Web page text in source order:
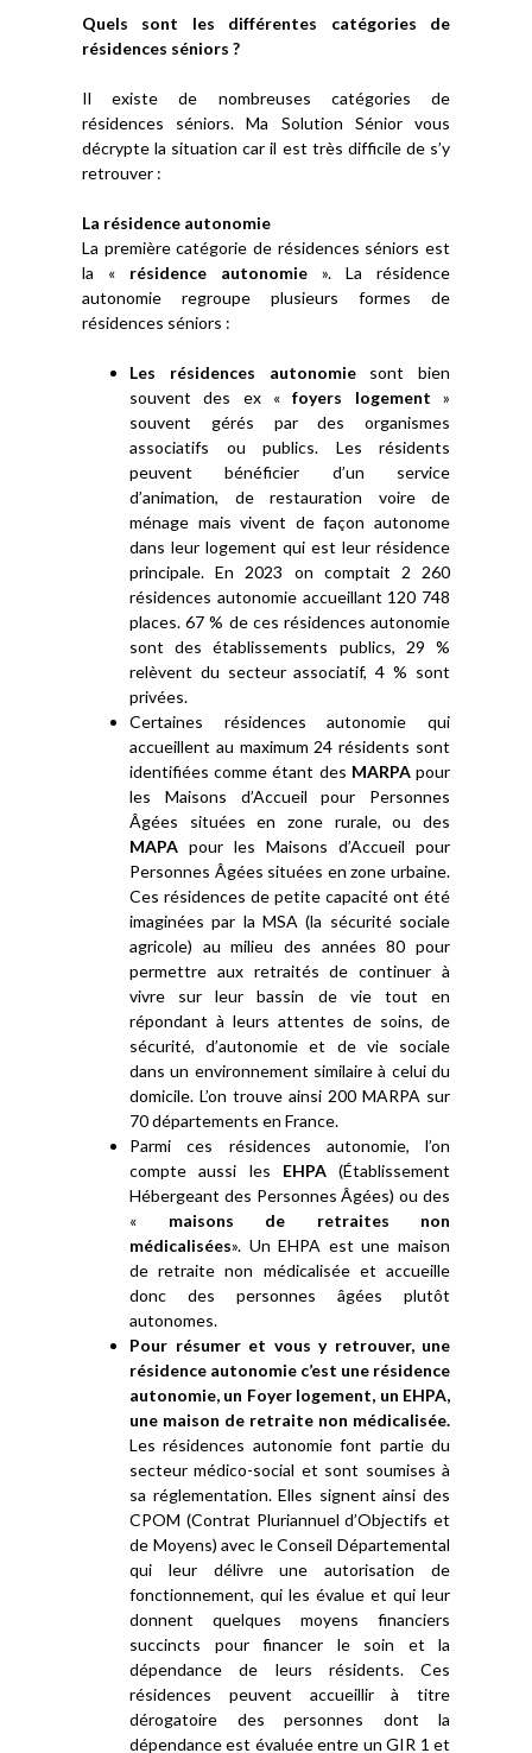
Quels sont les différentes catégories de
résidences séniors ?
Il existe de nombreuses catégories de
résidences séniors. Ma Solution Sénior vous
décrypte la situation car il est très difficile de s’y
retrouver :
La résidence autonomie
La première catégorie de résidences séniors est
la « résidence autonomie ». La résidence
autonomie regroupe plusieurs formes de
résidences séniors :
Les résidences autonomiesont bien
souvent des ex «foyers logement »
souvent gérés par des organismes
associatifs ou publics. Les résidents
peuvent bénéficier d’un service
d’animation, de restauration voire de
ménage mais vivent de façon autonome
dans leur logement qui est leur résidence
principale. En 2023 on comptait 2 260
résidences autonomie accueillant 120 748
places. 67 % de ces résidences autonomie
sont des établissements publics, 29 %
relèvent du secteur associatif, 4 % sont
privées.
Certaines résidences autonomie qui
accueillent au maximum 24 résidents sont
identifiées comme étant des MARPApour
les Maisons d’Accueil pour Personnes
Âgées situées en zone rurale, ou des
MAPA pour les Maisons d’Accueil pour
Personnes Âgées situées en zone urbaine.
Ces résidences de petite capacité ont été
imaginées par la MSA (la sécurité sociale
agricole) au milieu des années 80 pour
permettre aux retraités de continuer à
vivre sur leur bassin de vie tout en
répondant à leurs attentes de soins, de
sécurité, d’autonomie et de vie sociale
dans un environnement similaire à celui du
domicile. L’on trouve ainsi 200 MARPA sur
70 départements en France.
Parmi ces résidences autonomie, l’on
compte aussi les EHPA(Établissement
Hébergeant des Personnes Âgées) ou des
« maisons de retraites non
médicalisées». Un EHPA est une maison
de retraite non médicalisée et accueille
donc des personnes âgées plutôt
autonomes.
Pour résumer et vous y retrouver, une
résidence autonomie c’est une résidence
autonomie, un Foyer logement, un EHPA,
une maison de retraite non médicalisée.
Les résidences autonomie font partie du
secteur médico-social et sont soumises à
sa réglementation. Elles signent ainsi des
CPOM (Contrat Pluriannuel d’Objectifs et
de Moyens) avec le Conseil Départemental
qui leur délivre une autorisation de
fonctionnement, qui les évalue et qui leur
donnent quelques moyens financiers
succincts pour financer le soin et la
dépendance de leurs résidents. Ces
résidences peuvent accueillir à titre
dérogatoire des personnes dont la
dépendance est évaluée entre un GIR 1 et